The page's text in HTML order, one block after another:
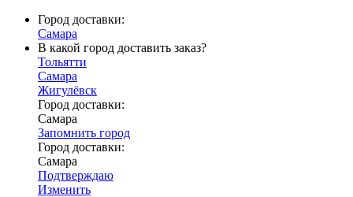
Город доставки:
Самара
В какой город доставить заказ?
Тольятти
Самара
Жигулёвск
Город доставки:
Самара
Запомнить город
Город доставки:
Самара
Подтверждаю
Изменить